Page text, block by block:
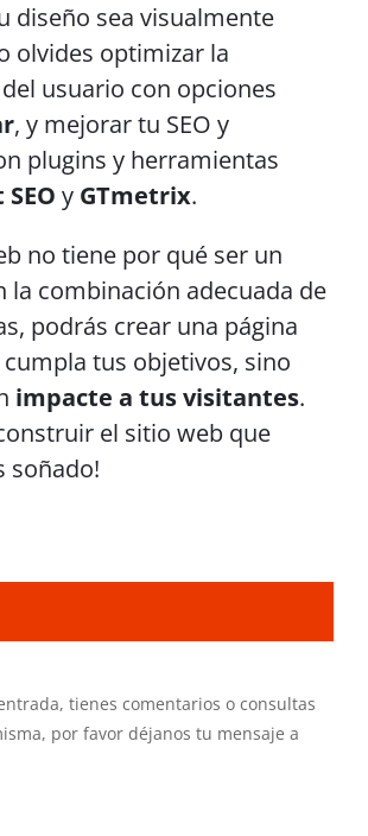
diseño sea visualmente
olvides optimizar la
usuario con opciones
, y mejorar tu SEO y
plugins y herramientas
y GTmetrix.
no tiene por qué ser un
la combinación adecuada de
podrás crear una página
tus objetivos, sino
impacte a tus visitantes.
el sitio web que
soñado!
tienes comentarios o consultas
por favor déjanos tu mensaje a